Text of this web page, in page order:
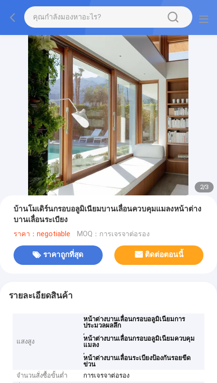
2/3
บ้านโมเดิร์นกรอบอลูมิเนียมบานเลื่อนควบคุมแมลงหน้าต่าง
บานเลื่อนระเบียง
ราคา：negotiable MOQ：การเจรจาต่อรอง
ราคาถูกที่สุด ติดต่อตอนนี้
รายละเอียดสินค้า
แสงสูง
หน้าต่างบานเลื่อนกรอบอลูมิเนียมการ
ประมวลผลลึก
,
หน้าต่างบานเลื่อนกรอบอลูมิเนียมควบคุม
แมลง
,
หน้าต่างบานเลื่อนระเบียงป้องกันรอยขีด
ข่วน
จำนวนสั่งซื้อขั้นต่ำ
การเจรจาต่อรอง